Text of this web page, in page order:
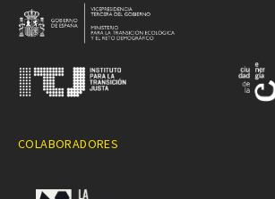
COLABORADORES